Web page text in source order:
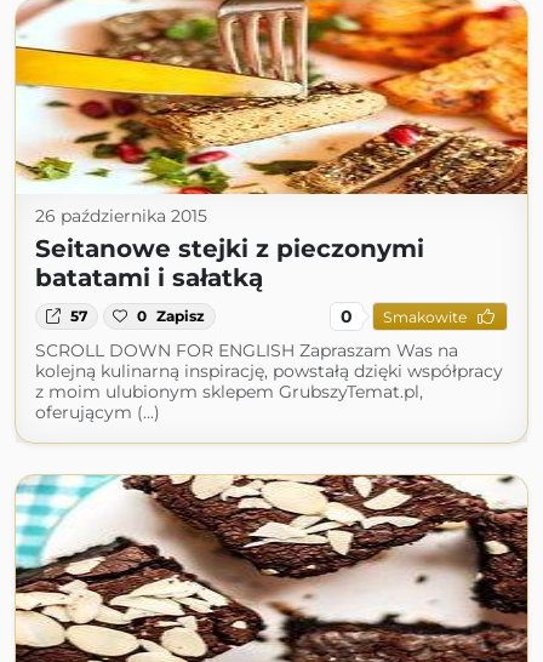
26 października 2015
Seitanowe stejki z pieczonymi
batatami i sałatką
57 0 Zapisz 0 Smakowite
SCROLL DOWN FOR ENGLISH Zapraszam Was na
kolejną kulinarną inspirację, powstałą dzięki współpracy
z moim ulubionym sklepem GrubszyTemat.pl,
oferującym (...)